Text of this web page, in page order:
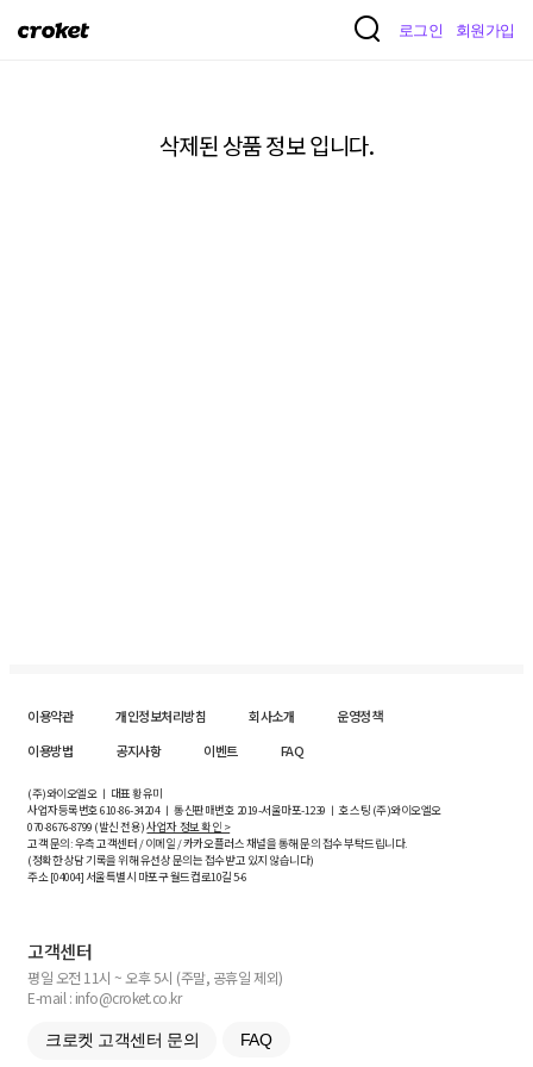
크
로그인 회원가입
삭제된 상품 정보 입니다.
이용약관 개인정보처리방침 회사소개
운영정책
이용방법
공지사항 이벤트 FAQ
(주)와이오엘오 ㅣ 대표 황유미
사업자등록번호610-86-34204ㅣ 통신판매번호 2019-서울마포-1239 ㅣ 호스팅 (주)와이오엘오
070-8676-8799 (발신 전용)사업자 정보 확인 >
고객 문의: 우측 고객센터 / 이메일 / 카카오플러스 채널을 통해 문의 접수 부탁드립니다.
(정확한 상담 기록을 위해 유선상 문의는 접수받고 있지 않습니다)
주소 [04004] 서울특별시 마포구 월드컵로10길5-6
고객센터
평일 오전 11시 ~ 오후 5시 (주말, 공휴일 제외)
E-mail : info@croket.co.kr
크로켓 고객센터 문의 FAQ